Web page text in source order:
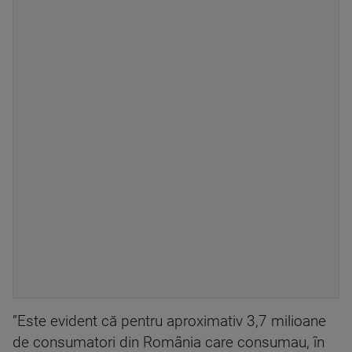
”Este evident că pentru aproximativ 3,7 milioane
de consumatori din România care consumau, în